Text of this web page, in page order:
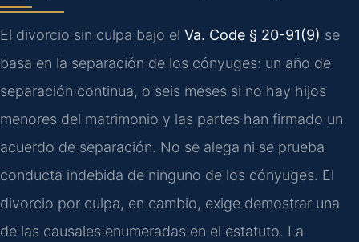
El divorcio sin culpa bajo el Va. Code § 20-91(9) se
basa en la separación de los cónyuges: un año de
separación continua, o seis meses si no hay hijos
menores del matrimonio y las partes han firmado un
acuerdo de separación. No se alega ni se prueba
conducta indebida de ninguno de los cónyuges. El
divorcio por culpa, en cambio, exige demostrar una
de las causales enumeradas en el estatuto. La